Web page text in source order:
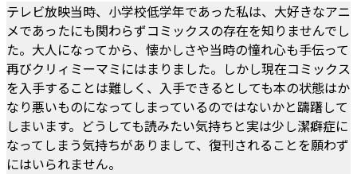
テレビ放映当時、小学校低学年であった私は、大好きなアニ
メであったにも関わらずコミックスの存在を知りませんでし
た。大人になってから、懐かしさや当時の憧れ心も手伝って
再びクリィミーマミにはまりました。しかし現在コミックス
を入手することは難しく、入手できるとしても本の状態はか
なり悪いものになってしまっているのではないかと躊躇して
しまいます。どうしても読みたい気持ちと実は少し潔癖症に
なってしまう気持ちがありまして、復刊されることを願わず
にはいられません。